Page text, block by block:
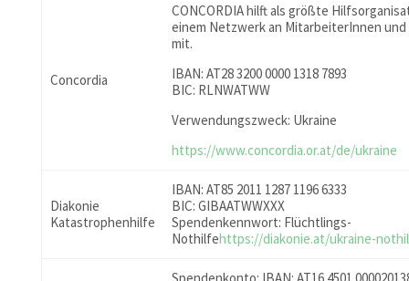
Concordia
CONCORDIA hilft als größte
einem Netzwerk an MitarbeiterInnen
mit.
IBAN: AT28 3200 0000 1318 7893
BIC: RLNWATWW
Verwendungszweck: Ukraine
https://www.concordia.or.at/de/ukraine
Diakonie
Katastrophenhilfe
IBAN: AT85 2011 1287 1196 6333
BIC: GIBAATWWXXX
Spendenkennwort: Flüchtlings-
Nothilfehttps://diakonie.at/ukraine-